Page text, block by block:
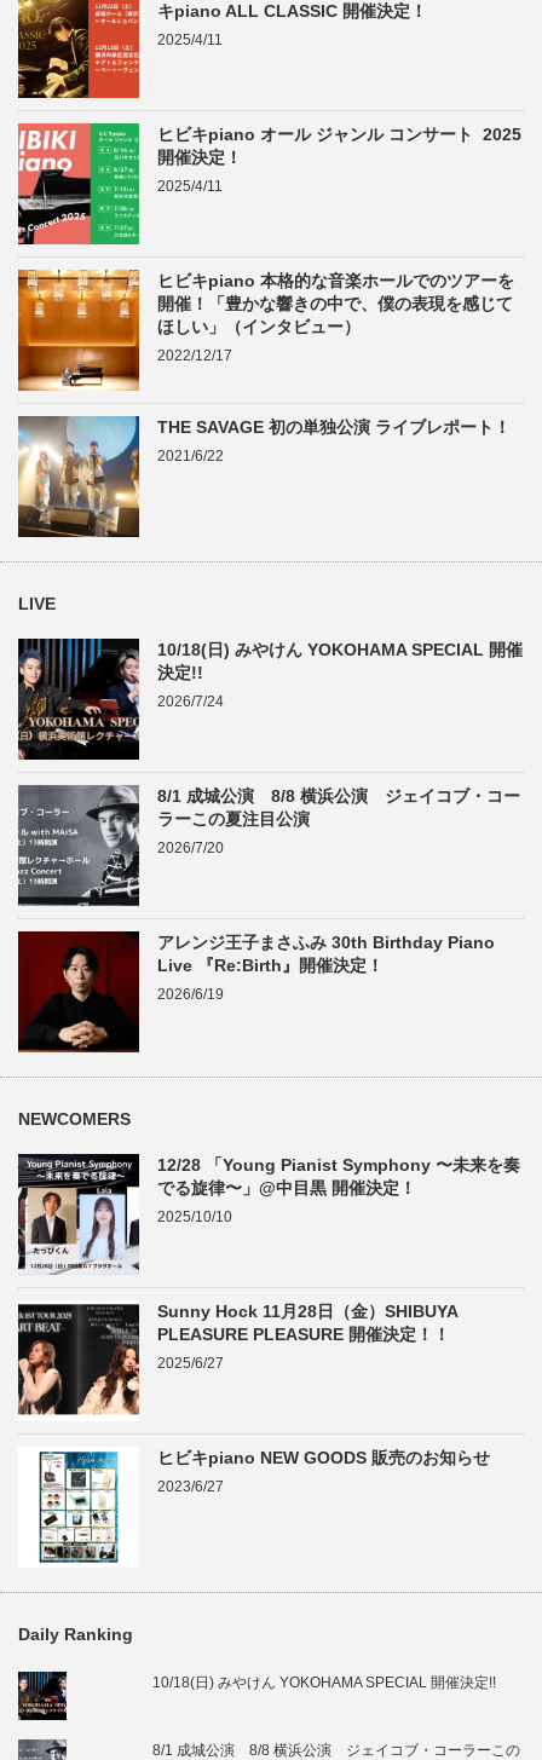
キpiano ALL CLASSIC 開催決定！
2025/4/11
ヒビキpiano オール ジャンル コンサート 2025
開催決定！
2025/4/11
ヒビキpiano 本格的な音楽ホールでのツアーを
開催！「豊かな響きの中で、僕の表現を感じて
ほしい」（インタビュー）
2022/12/17
THE SAVAGE 初の単独公演 ライブレポート！
2021/6/22
LIVE
10/18(日) みやけん YOKOHAMA SPECIAL 開催
決定!!
2026/7/24
8/1 成城公演 8/8 横浜公演 ジェイコブ・コー
ラーこの夏注目公演
2026/7/20
アレンジ王子まさふみ 30th Birthday Piano
Live 『Re:Birth』開催決定！
2026/6/19
NEWCOMERS
12/28 「Young Pianist Symphony 〜未来を奏
でる旋律〜」@中目黒 開催決定！
2025/10/10
Sunny Hock 11月28日（金）SHIBUYA
PLEASURE PLEASURE 開催決定！！
2025/6/27
ヒビキpiano NEW GOODS 販売のお知らせ
2023/6/27
Daily Ranking
10/18(日) みやけん YOKOHAMA SPECIAL 開催決定!!
8/1 成城公演 8/8 横浜公演 ジェイコブ・コーラーこの